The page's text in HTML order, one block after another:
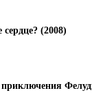
(2008)